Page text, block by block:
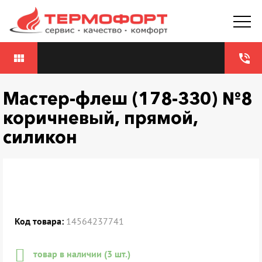
phone_in_talk
view_module
Мастер-флеш (178-330) №8
коричневый, прямой,
силикон
Код товара: 14564237741
товар в наличии (3 шт.)